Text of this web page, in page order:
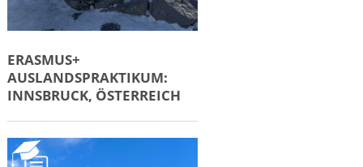
ERASMUS+
AUSLANDSPRAKTIKUM:
INNSBRUCK, ÖSTERREICH